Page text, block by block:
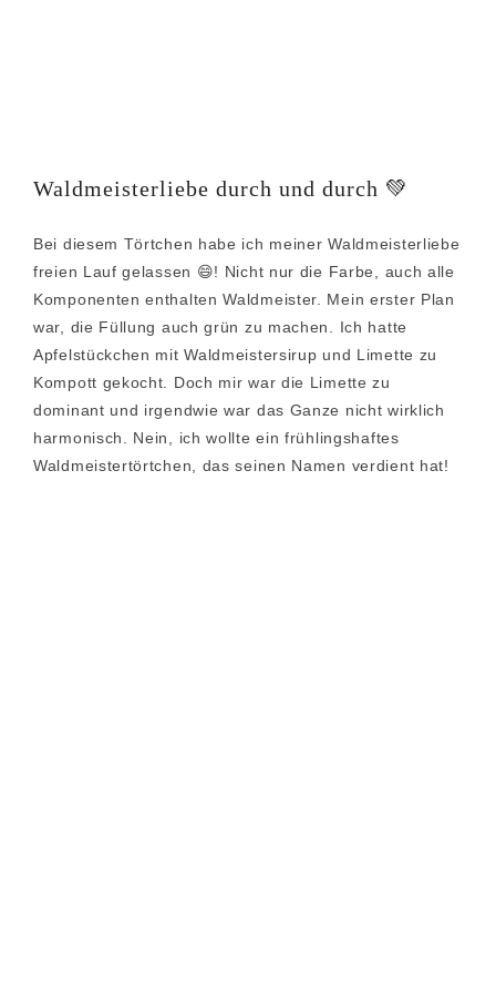
Waldmeisterliebe durch und durch 💚
Bei diesem Törtchen habe ich meiner Waldmeisterliebe
freien Lauf gelassen 😄! Nicht nur die Farbe, auch alle
Komponenten enthalten Waldmeister. Mein erster Plan
war, die Füllung auch grün zu machen. Ich hatte
Apfelstückchen mit Waldmeistersirup und Limette zu
Kompott gekocht. Doch mir war die Limette zu
dominant und irgendwie war das Ganze nicht wirklich
harmonisch. Nein, ich wollte ein frühlingshaftes
Waldmeistertörtchen, das seinen Namen verdient hat!